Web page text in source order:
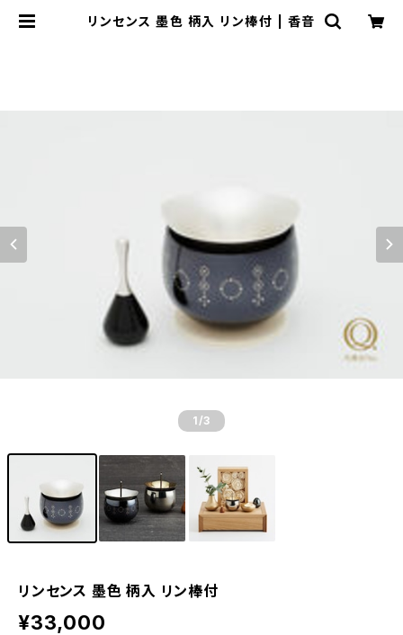
リンセンス 墨色 柄入 リン棒付 | 香音
1 /3
リンセンス 墨色 柄入 リン棒付
¥33,000